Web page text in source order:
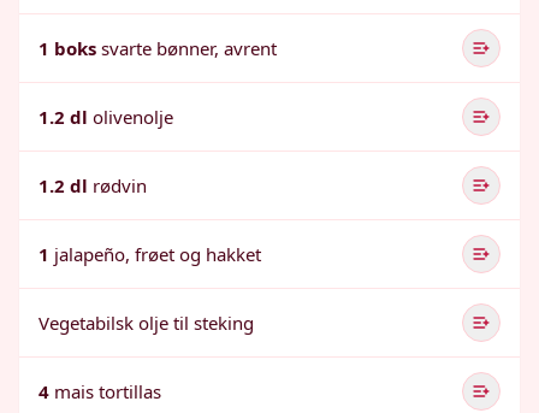
1 boks svarte bønner, avrent
1.2 dl olivenolje
1.2 dl rødvin
1 jalapeño, frøet og hakket
Vegetabilsk olje til steking
4 mais tortillas